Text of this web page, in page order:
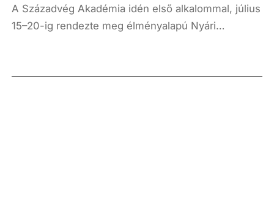
A Századvég Akadémia idén első alkalommal, július
15–20-ig rendezte meg élményalapú Nyári
programokat. A Nyári Egyetem minden napja más